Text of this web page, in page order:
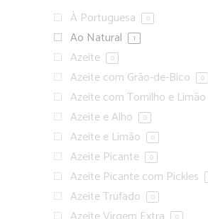
À Portuguesa 0
Ao Natural 1
Azeite 0
Azeite com Grão-de-Bico 0
Azeite com Tomilho e Limão
Azeite e Alho 0
Azeite e Limão 0
Azeite Picante 0
Azeite Picante com Pickles
Azeite Trufado 0